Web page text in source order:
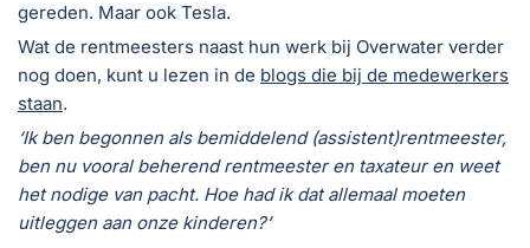
gereden. Maar ook Tesla.
Wat de rentmeesters naast hun werk bij Overwater verder
nog doen, kunt u lezen in de blogs die bij de medewerkers
staan.
‘Ik ben begonnen als bemiddelend (assistent)rentmeester,
ben nu vooral beherend rentmeester en taxateur en weet
het nodige van pacht. Hoe had ik dat allemaal moeten
uitleggen aan onze kinderen?’